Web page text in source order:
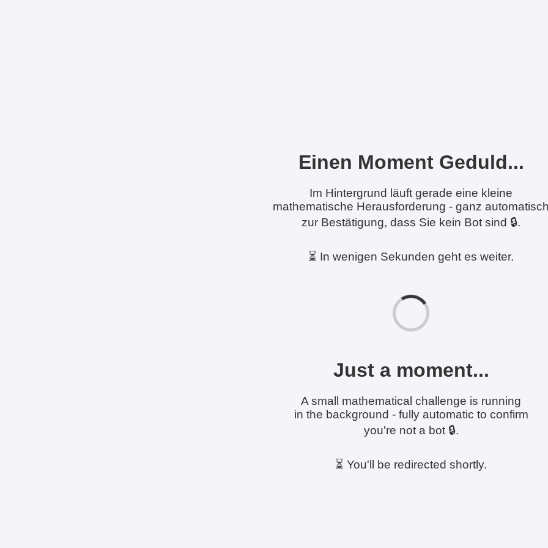
Einen Moment Geduld...
Im Hintergrund läuft gerade eine kleine
mathematische Herausforderung - ganz
zur Bestätigung, dass Sie kein Bot sind 🔒.
⏳ In wenigen Sekunden geht es weiter.
Just a moment...
A small mathematical challenge is running
in the background - fully automatic to confirm
you're not a bot 🔒.
⏳ You'll be redirected shortly.